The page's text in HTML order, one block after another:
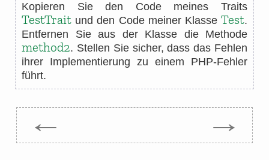
Kopieren Sie den Code meines Traits
TestTrait und den Code meiner Klasse Test.
Entfernen Sie aus der Klasse die Methode
method2. Stellen Sie sicher, dass das Fehlen
ihrer Implementierung zu einem PHP-Fehler
führt.
← →